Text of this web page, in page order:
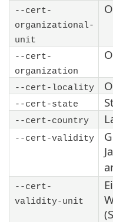
--cert-
organizational-
unit
--cert-
organization
--cert-locality
--cert-state
--cert-country
--cert-validity
--cert-
validity-unit